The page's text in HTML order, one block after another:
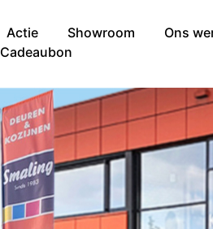
Actie Showroom
Ons
Cadeaubon